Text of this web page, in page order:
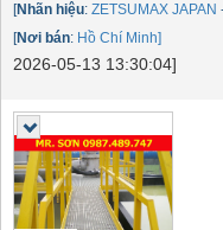
[Nhãn hiệu: ZETSUMAX JAPAN
[Nơi bán: Hồ Chí Minh]
2026-05-13 13:30:04]